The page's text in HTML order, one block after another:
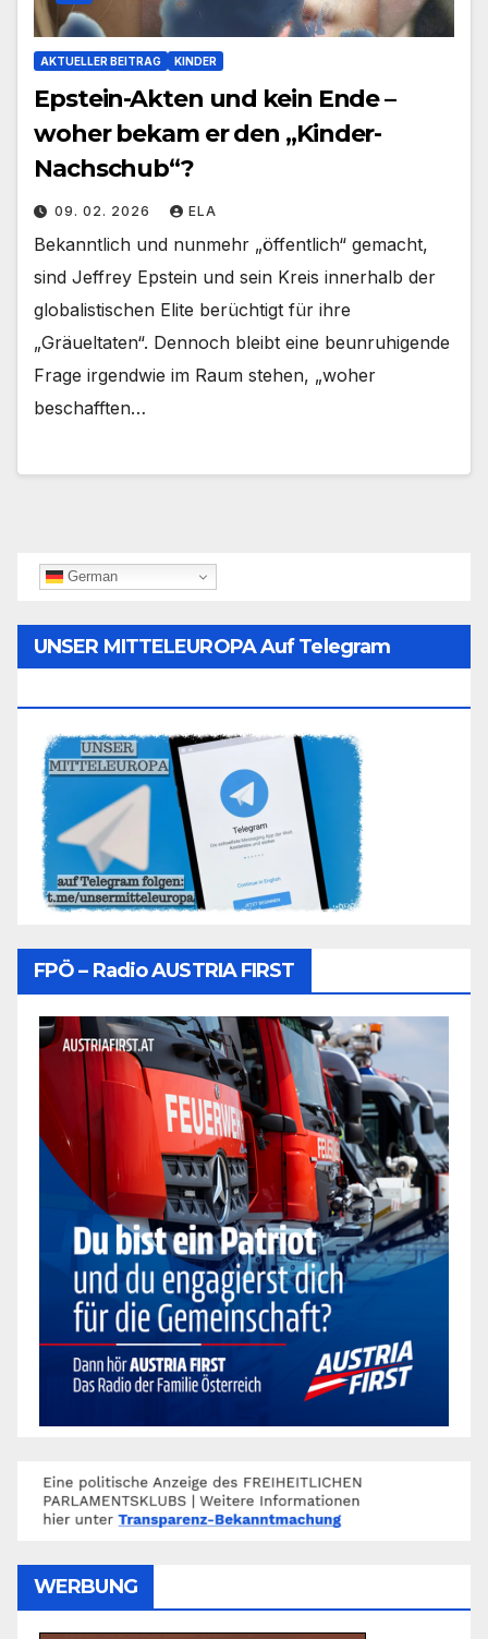
AKTUELLER BEITRAG KINDER
Epstein-Akten und kein Ende –
woher bekam er den „Kinder-
Nachschub“?
09. 02. 2026 ELA
Bekanntlich und nunmehr „öffentlich“ gemacht,
sind Jeffrey Epstein und sein Kreis innerhalb der
globalistischen Elite berüchtigt für ihre
„Gräueltaten“. Dennoch bleibt eine beunruhigende
Frage irgendwie im Raum stehen, „woher
beschafften…
German
UNSER MITTELEUROPA Auf Telegram
FPÖ – Radio AUSTRIA FIRST
WERBUNG